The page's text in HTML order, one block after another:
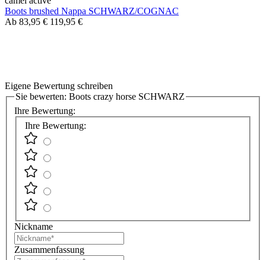
Boots brushed Nappa SCHWARZ/COGNAC
Ab 83,95 € 119,95 €
Eigene Bewertung schreiben
Sie bewerten: Boots crazy horse SCHWARZ
Ihre Bewertung:
Ihre Bewertung:
Nickname
Zusammenfassung